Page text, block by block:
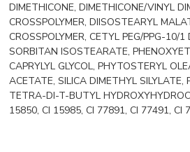
DIMETHICONE, DIMETHICONE/VINYL
CROSSPOLYMER, DIISOSTEARYL
CROSSPOLYMER, CETYL PEG/PPG-10/1
SORBITAN ISOSTEARATE,
CAPRYLYL GLYCOL, PHYTOSTERYL
ACETATE, SILICA DIMETHYL SILYLATE,
TETRA-DI-T-BUTYL
15850, CI 15985, CI 77891, CI 77491, CI